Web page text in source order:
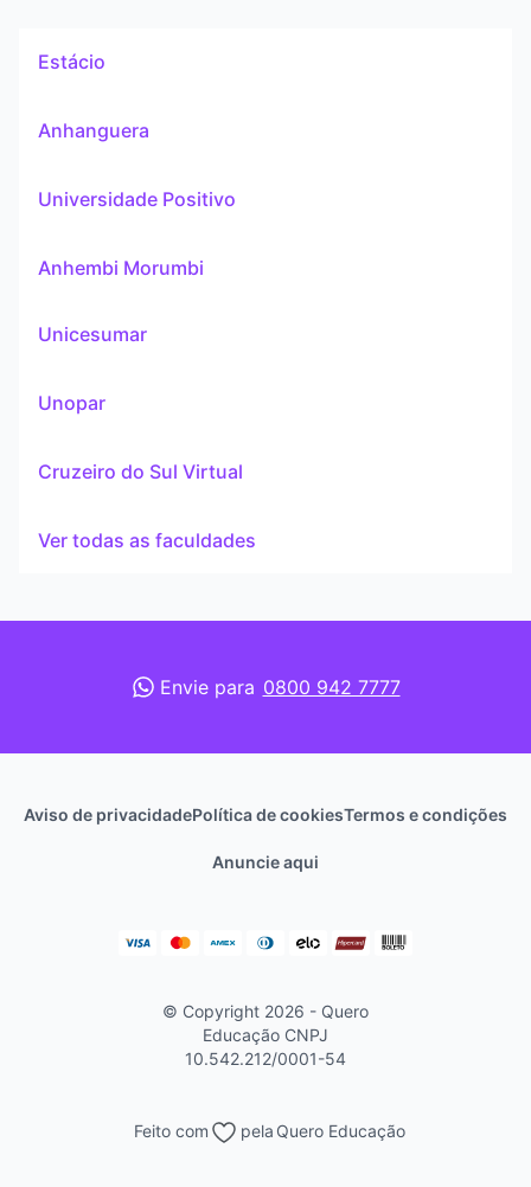
Continuar
Estácio
Anhanguera
Universidade Positivo
Anhembi Morumbi
Unicesumar
Unopar
Cruzeiro do Sul Virtual
Ver todas as faculdades
Envie para 0800 942 7777
Aviso de privacidadePolítica de cookiesTermos e condições
Anuncie aqui
© Copyright 2026 - Quero
Educação CNPJ
10.542.212/0001-54
Feito com pelaQuero Educação